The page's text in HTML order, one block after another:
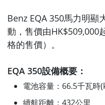
Benz EQA 350馬力明顯
動，售價由HK$509,000
格的售價）。
EQA 350設備概要：
電池容量：66.5千瓦時
續航距離：432公里